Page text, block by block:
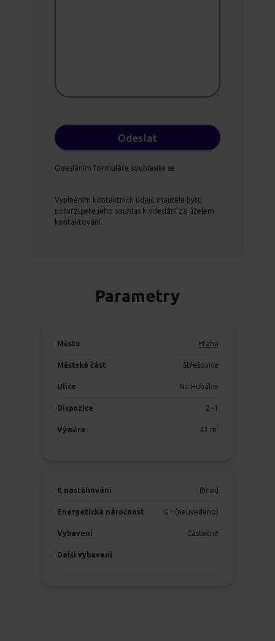
Odesláním formuláře souhlasíte se
Vyplněním kontaktních údajů majitele bytu
potvrzujete jeho souhlas k odeslání za účelem
kontaktování.
Parametry
Město Praha
Městská část Střešovice
Ulice Na Hubálce
Dispozice 2+1
Výměra 43 m 2
K nastěhování Ihned
Energetická náročnost G - (neuvedeno)
Vybavení Částečně
Další vybavení